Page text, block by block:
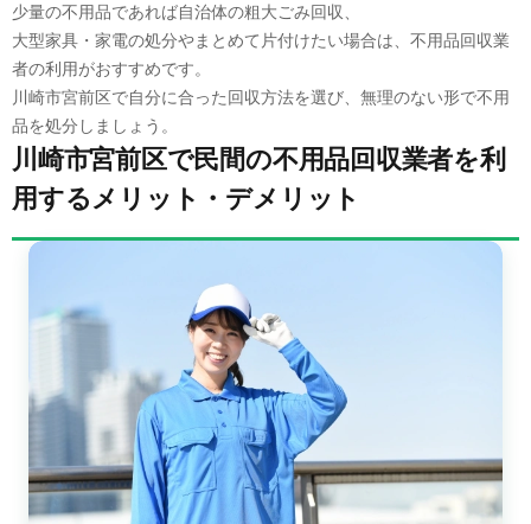
少量の不用品であれば自治体の粗大ごみ回収、
大型家具・家電の処分やまとめて片付けたい場合は、不用品回収業
者の利用がおすすめです。
川崎市宮前区で自分に合った回収方法を選び、無理のない形で不用
品を処分しましょう。
川崎市宮前区で民間の不用品回収業者を利
用するメリット・デメリット